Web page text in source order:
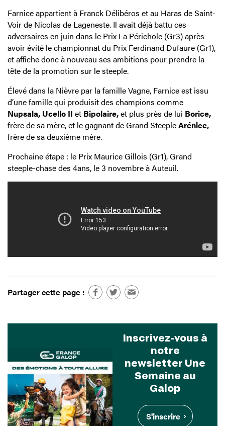
Farnice appartient à Franck Délibéros et au Haras de Saint-
Voir de Nicolas de Lageneste. Il avait déjà battu ces
adversaires en juin dans le Prix La Périchole (Gr3) après
avoir évité le championnat du Prix Ferdinand Dufaure (Gr1),
et affiche donc à nouveau ses ambitions pour prendre la
tête de la promotion sur le steeple.
Élevé dans la Nièvre par la famille Vagne, Farnice est issu
d’une famille qui produisit des champions comme
Nupsala, Ucello II et Bipolaire,et plus près de lui Borice,
frère de sa mère, et le gagnant de Grand SteepleArénice,
frère de sa deuxième mère.
Prochaine étape : le Prix Maurice Gillois (Gr1), Grand
steeple-chase des 4ans, le 3 novembre à Auteuil.
Partager cette page :
Inscrivez-vous à
notre
newsletter Une
Semaine au
Galop
S'inscrire